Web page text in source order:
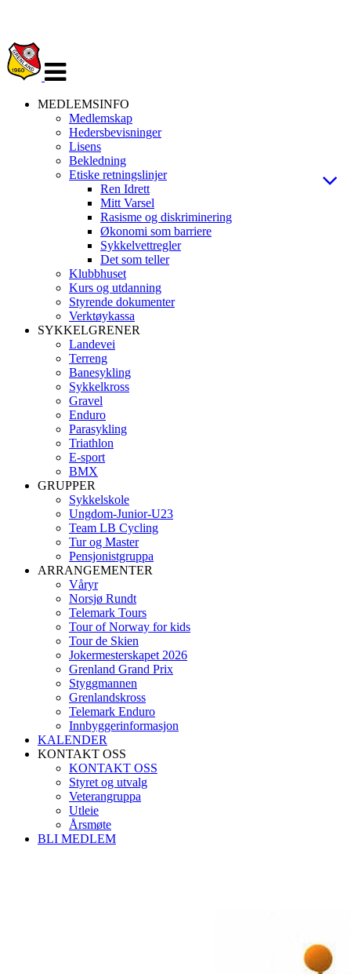
navigasjon
MEDLEMSINFO
Medlemskap
Hedersbevisninger
Lisens
Bekledning
Etiske retningslinjer
Ren Idrett
Mitt Varsel
Rasisme og diskriminering
Økonomi som barriere
Sykkelvettregler
Det som teller
Klubbhuset
Kurs og utdanning
Styrende dokumenter
Verktøykassa
SYKKELGRENER
Landevei
Terreng
Banesykling
Sykkelkross
Gravel
Enduro
Parasykling
Triathlon
E-sport
BMX
GRUPPER
Sykkelskole
Ungdom-Junior-U23
Team LB Cycling
Tur og Master
Pensjonistgruppa
ARRANGEMENTER
Våryr
Norsjø Rundt
Telemark Tours
Tour of Norway for kids
Tour de Skien
Jokermesterskapet 2026
Grenland Grand Prix
Styggmannen
Grenlandskross
Telemark Enduro
Innbyggerinformasjon
KALENDER
KONTAKT OSS
KONTAKT OSS
Styret og utvalg
Veterangruppa
Utleie
Årsmøte
BLI MEDLEM